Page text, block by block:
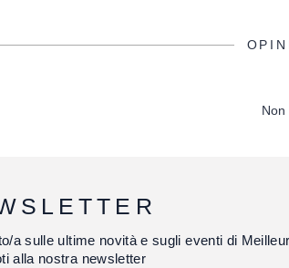
Non
a sulle ultime novità e sugli eventi di
alla nostra newsletter